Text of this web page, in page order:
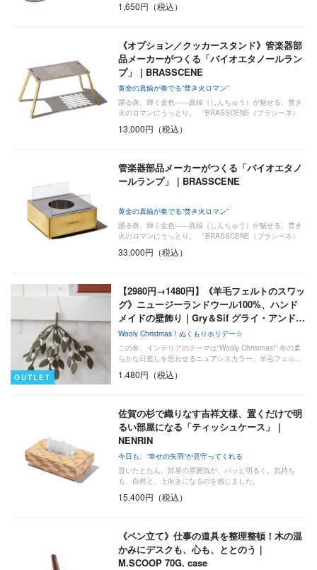
1,650円（税込）
《オプション／クッカースタンド》管楽器部
品メーカーがつくる「バイオエタノールラン
プ」｜BRASSCENE
黄金の真鍮が奏でる“焚き火ロマン”
踊る炎、輝く金色――真鍮（しんちゅう）が魅せる、焚き
火のロマンにうっとり。 『BRASSCENE（ブラシーネ）
13,000円（税込）
管楽器部品メーカーがつくる「バイオエタノ
ールランプ」｜BRASSCENE
黄金の真鍮が奏でる“焚き火ロマン”
踊る炎、輝く金色――真鍮（しんちゅう）が魅せる、焚き
火のロマンにうっとり。 『BRASSCENE（ブラシーネ）
33,000円（税込）
OUTLET
【2980円→1480円】《羊毛フェルトのスワッ
グ》ニュージーランドウール100%、ハンド
メイドの壁飾り｜Gry＆Sif グライ・アンド…
Wooly Christmas！ぬくもりホリデー☆
この冬、インテリアのテーマは“Wooly Christmas!” 冬の柔
らかな日差しを思わせるニュアンスカラー、羊毛フェル…
1,480円（税込）
佐賀の杉で織りなす吉祥文様、置くだけで明
るい部屋になる「ティッシュケース」｜
NENRIN
今日も、“幸せの矢羽”が見守ってくれる
置いたとたん、部屋の雰囲気が、パッと明るく。気持ち
も、自然と、上向きになるのを感じました。
15,400円（税込）
《ペン立て》仕事の道具を整理整頓！木の温
かみにデスクも、心も、ととのう｜
M.SCOOP 70G. case